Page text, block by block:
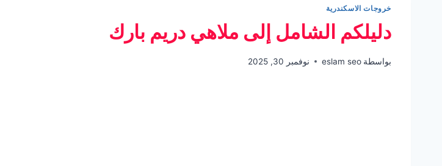
خروجات الاسكندرية
دليلكم الشامل إلى ملاهي دريم بارك
بواسطة eslam seo نوفمبر 30, 2025